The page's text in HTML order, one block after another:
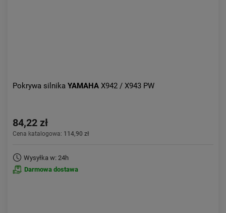
Pokrywa silnika YAMAHA X942 / X943 PW
84,22 zł
Cena katalogowa: 114,90 zł
Wysyłka w: 24h
Darmowa dostawa